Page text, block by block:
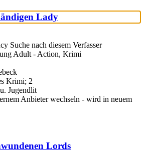
Lady
Suche nach diesem Verfasser
Adult - Action, Krimi
Krimi; 2
Jugendlit
Anbieter wechseln - wird in neuem
Lords